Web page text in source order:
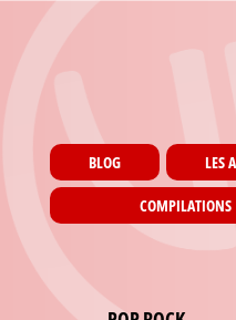
PagesBLOG LES
COMPILATIONS